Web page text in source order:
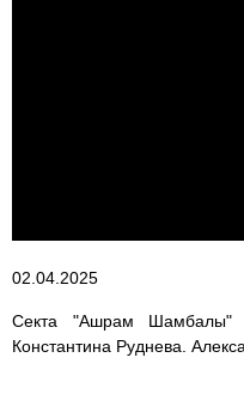
02.04.2025
Секта "Ашрам Шамбалы"
Константина Руднева.